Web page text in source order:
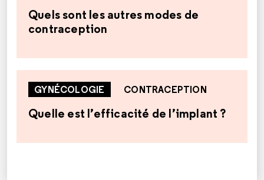
Quels sont les autres modes de
contraception
GYNÉCOLOGIE CONTRACEPTION
Quelle est l’efficacité de l’implant ?